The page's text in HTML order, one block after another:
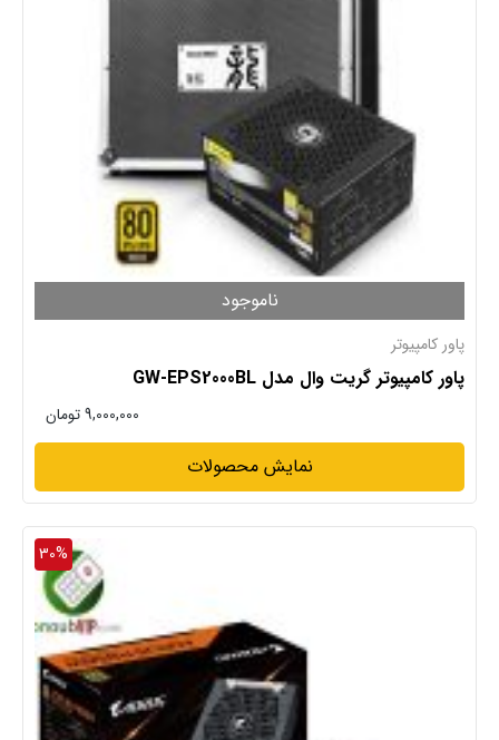
ناموجود
پاور کامپیوتر
پاور کامپیوتر گریت وال مدل GW-EPS2000BL
9,000,000تومان
نمایش محصولات
30%